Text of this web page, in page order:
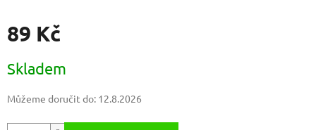
89 Kč
cena:
Skladem
Můžeme doručit do: 12.8.2026